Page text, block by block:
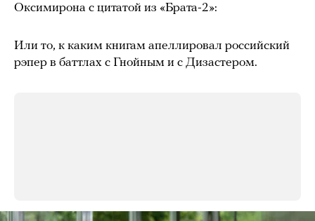
Оксимирона с цитатой из «Брата-2»:
Или то, к каким книгам апеллировал российский
рэпер в баттлах с Гнойным и с Дизастером.